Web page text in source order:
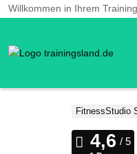
Willkommen in Ihrem
FitnessStudio